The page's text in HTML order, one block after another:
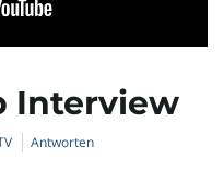
Interview
Antworten